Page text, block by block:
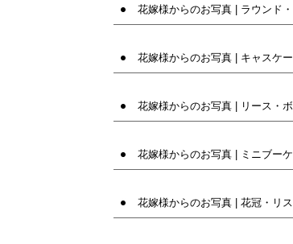
花嫁様からのお写真 | ミニブーケ